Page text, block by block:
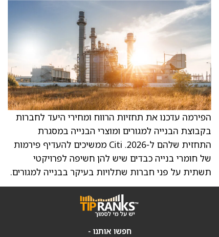
הפירמה עדכנו את תחזיות הרווח ומחירי היעד לחברות
בקבוצת הבנייה למגורים ומוצרי הבנייה במסגרת
התחזית שלהם ל-2026. Citi ממשיכים להעדיף פירמות
של חומרי בנייה כבדים שיש להן חשיפה לפרויקטי
תשתית על פני חברות שתלויות בעיקר בבנייה למגורים.
חפשו אותנו -